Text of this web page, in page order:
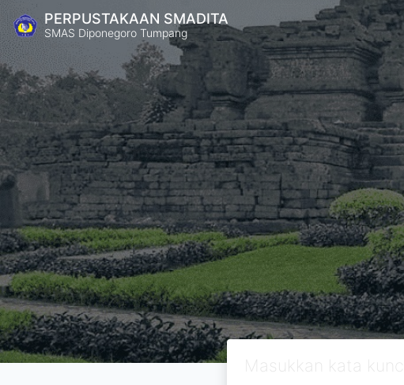
PERPUSTAKAAN SMADITA
SMAS Diponegoro Tumpang